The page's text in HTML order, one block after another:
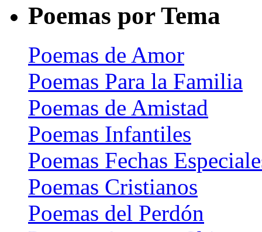
Poemas por Tema
Poemas de Amor
Poemas Para la Familia
Poemas de Amistad
Poemas Infantiles
Poemas Fechas
Poemas Cristianos
Poemas del Perdón